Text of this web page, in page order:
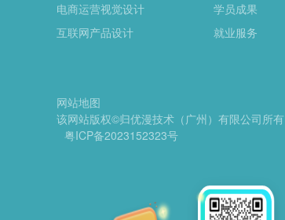
电商运营视觉设计
互联网产品设计
学员成果
就业服务
网站地图
该网站版权©归优漫技术（广州）有限公司所有
粤ICP备2023152323号